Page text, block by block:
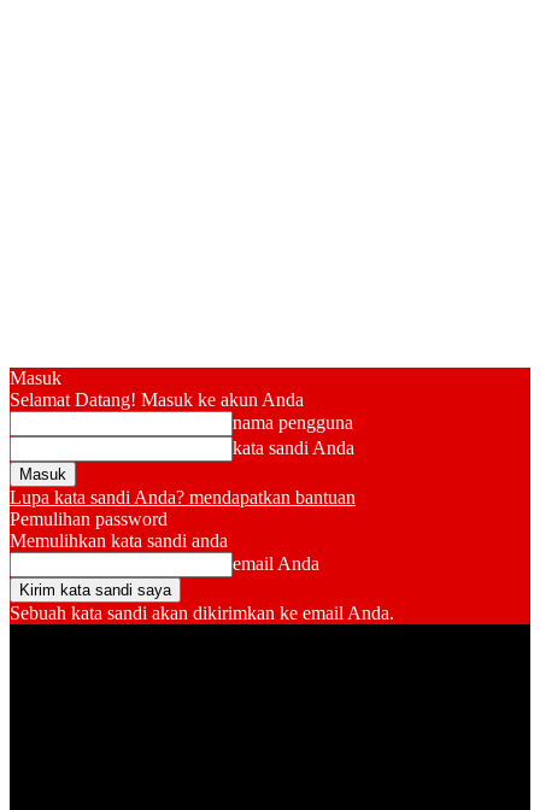
Masuk
Selamat Datang! Masuk ke akun Anda
nama pengguna
kata sandi Anda
Lupa kata sandi Anda? mendapatkan bantuan
Pemulihan password
Memulihkan kata sandi anda
email Anda
Sebuah kata sandi akan dikirimkan ke email Anda.